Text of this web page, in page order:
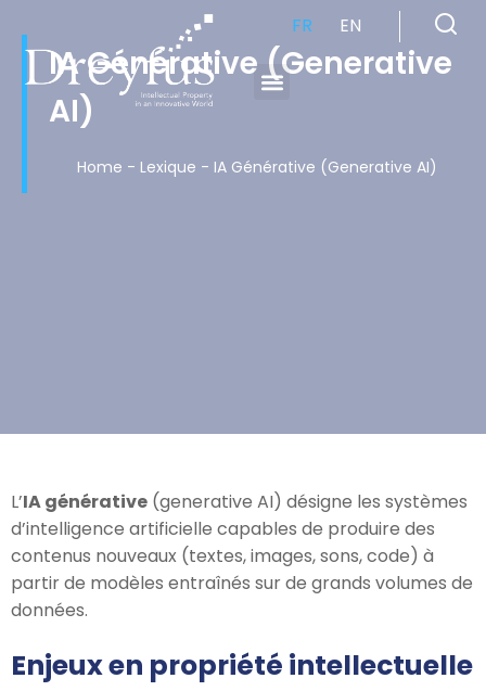
FR EN
IA Générative (Generative
AI)
Home - Lexique - IA Générative (Generative AI)
L’IA générative (generative AI) désigne les systèmes
d’intelligence artificielle capables de produire des
contenus nouveaux (textes, images, sons, code) à
partir de modèles entraînés sur de grands volumes de
données.
Enjeux en propriété intellectuelle